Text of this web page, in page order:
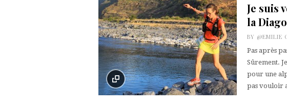
Je suis
la
BY @EMILIE
Pas après
Sûrement.
pour une
pas vouloir